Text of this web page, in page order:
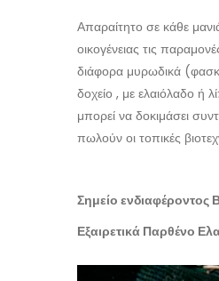
Απαραίτητο σε κάθε
οικογένειας τις
διάφορα μυρωδικά
δοχείο , με ελαιόλαδο ή
μπορεί να δοκιμάσει
πωλούν οι τοπικές
Σημείο ενδιαφέροντος
Εξαιρετικά Παρθένο